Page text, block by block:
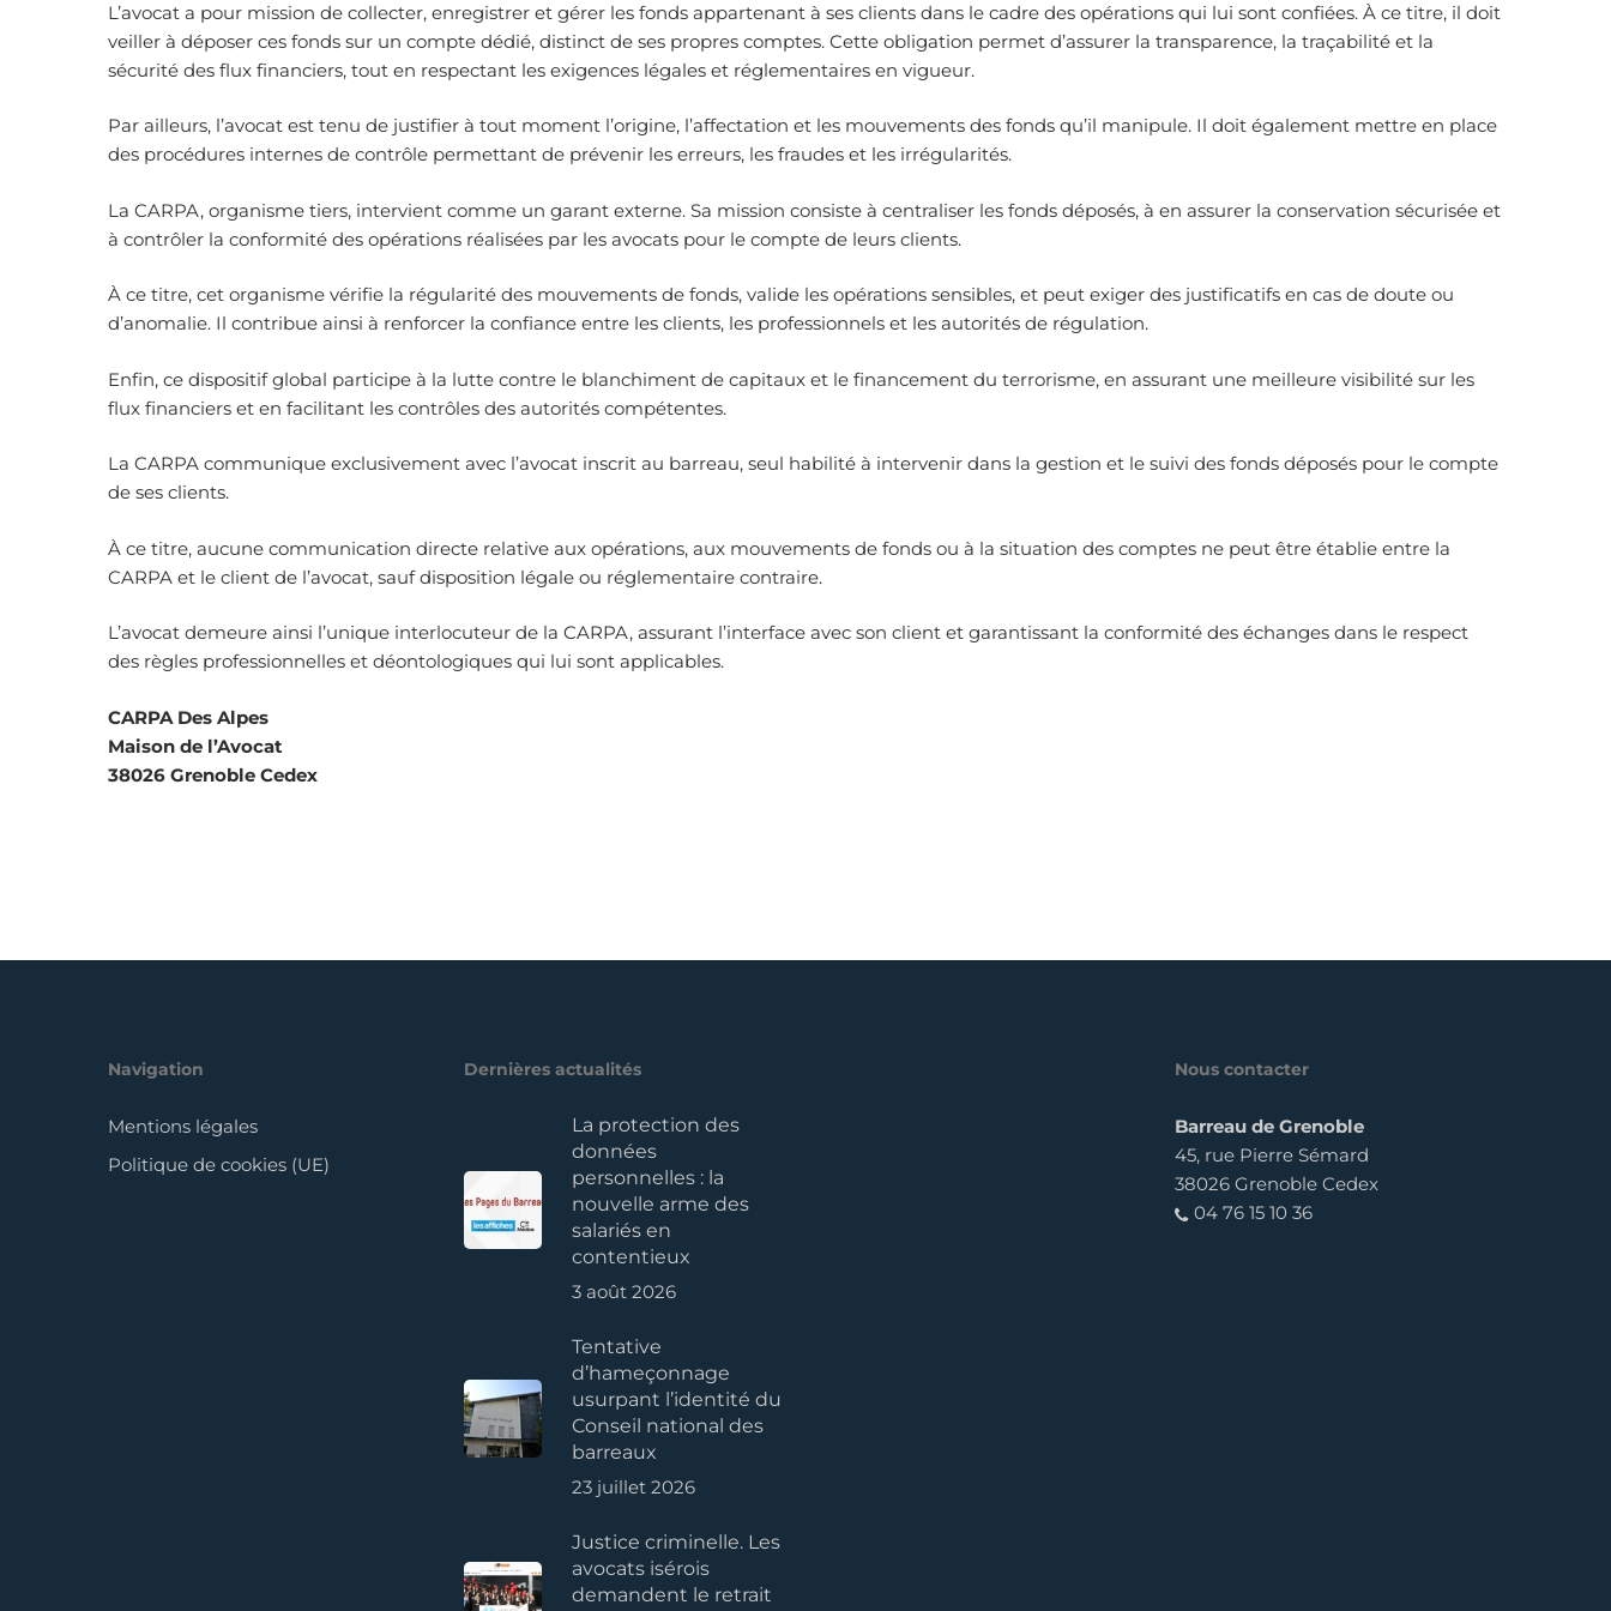
L’avocat a pour mission de collecter, enregistrer et gérer les fonds appartenant à ses clients dans le cadre des opérations qui lui sont confiées. À ce titre, il doit
veiller à déposer ces fonds sur un compte dédié, distinct de ses propres comptes. Cette obligation permet d’assurer la transparence, la traçabilité et la
sécurité des flux financiers, tout en respectant les exigences légales et réglementaires en vigueur.
Par ailleurs, l’avocat est tenu de justifier à tout moment l’origine, l’affectation et les mouvements des fonds qu’il manipule. Il doit également mettre en place
des procédures internes de contrôle permettant de prévenir les erreurs, les fraudes et les irrégularités.
La CARPA, organisme tiers, intervient comme un garant externe. Sa mission consiste à centraliser les fonds déposés, à en assurer la conservation sécurisée et
à contrôler la conformité des opérations réalisées par les avocats pour le compte de leurs clients.
À ce titre, cet organisme vérifie la régularité des mouvements de fonds, valide les opérations sensibles, et peut exiger des justificatifs en cas de doute ou
d’anomalie. Il contribue ainsi à renforcer la confiance entre les clients, les professionnels et les autorités de régulation.
Enfin, ce dispositif global participe à la lutte contre le blanchiment de capitaux et le financement du terrorisme, en assurant une meilleure visibilité sur les
flux financiers et en facilitant les contrôles des autorités compétentes.
La CARPA communique exclusivement avec l’avocat inscrit au barreau, seul habilité à intervenir dans la gestion et le suivi des fonds déposés pour le compte
de ses clients.
À ce titre, aucune communication directe relative aux opérations, aux mouvements de fonds ou à la situation des comptes ne peut être établie entre la
CARPA et le client de l’avocat, sauf disposition légale ou réglementaire contraire.
L’avocat demeure ainsi l’unique interlocuteur de la CARPA, assurant l’interface avec son client et garantissant la conformité des échanges dans le respect
des règles professionnelles et déontologiques qui lui sont applicables.
CARPA Des Alpes
Maison de l’Avocat
38026 Grenoble Cedex
Navigation
Mentions légales
Politique de cookies (UE)
Dernières actualités
La protection des
données
personnelles : la
nouvelle arme des
salariés en
contentieux
3 août 2026
Tentative
d’hameçonnage
usurpant l’identité du
Conseil national des
barreaux
23 juillet 2026
Justice criminelle. Les
avocats isérois
demandent le retrait
Nous contacter
Barreau de Grenoble
45, rue Pierre Sémard
38026 Grenoble Cedex
04 76 15 10 36